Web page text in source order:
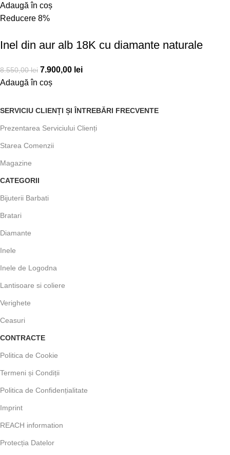
Adaugă în coș
Reducere 8%
Inel din aur alb 18K cu diamante naturale
8.550,00lei 7.900,00 lei
Adaugă în coș
SERVICIU CLIENȚI ȘI ÎNTREBĂRI FRECVENTE
Prezentarea Serviciului Clienți
Starea Comenzii
Magazine
CATEGORII
Bijuterii Barbati
Bratari
Diamante
Inele
Inele de Logodna
Lantisoare si coliere
Verighete
Ceasuri
CONTRACTE
Politica de Cookie
Termeni și Condiții
Politica de Confidențialitate
Imprint
REACH information
Protecția Datelor